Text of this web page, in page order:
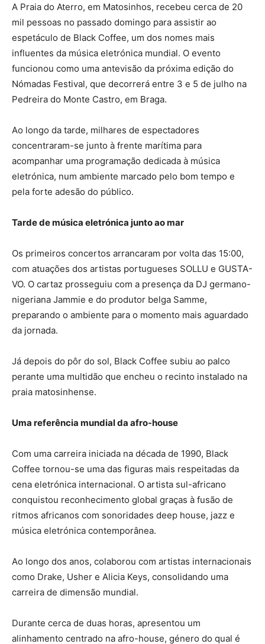
A Praia do Aterro, em Matosinhos, recebeu cerca de 20
mil pessoas no passado domingo para assistir ao
espetáculo de Black Coffee, um dos nomes mais
influentes da música eletrónica mundial. O evento
funcionou como uma antevisão da próxima edição do
Nómadas Festival, que decorrerá entre 3 e 5 de julho na
Pedreira do Monte Castro, em Braga.
Ao longo da tarde, milhares de espectadores
concentraram-se junto à frente marítima para
acompanhar uma programação dedicada à música
eletrónica, num ambiente marcado pelo bom tempo e
pela forte adesão do público.
Tarde de música eletrónica junto ao mar
Os primeiros concertos arrancaram por volta das 15:00,
com atuações dos artistas portugueses SOLLU e GUSTA-
VO. O cartaz prosseguiu com a presença da DJ germano-
nigeriana Jammie e do produtor belga Samme,
preparando o ambiente para o momento mais aguardado
da jornada.
Já depois do pôr do sol, Black Coffee subiu ao palco
perante uma multidão que encheu o recinto instalado na
praia matosinhense.
Uma referência mundial da afro-house
Com uma carreira iniciada na década de 1990, Black
Coffee tornou-se uma das figuras mais respeitadas da
cena eletrónica internacional. O artista sul-africano
conquistou reconhecimento global graças à fusão de
ritmos africanos com sonoridades deep house, jazz e
música eletrónica contemporânea.
Ao longo dos anos, colaborou com artistas internacionais
como Drake, Usher e Alicia Keys, consolidando uma
carreira de dimensão mundial.
Durante cerca de duas horas, apresentou um
alinhamento centrado na afro-house, género do qual é